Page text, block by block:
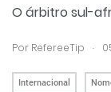
O árbitro sul-
Por RefereeTip .
Internacional